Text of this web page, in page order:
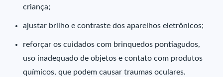
criança;
ajustar brilho e contraste dos aparelhos eletrônicos;
reforçar os cuidados com brinquedos pontiagudos,
uso inadequado de objetos e contato com produtos
químicos, que podem causar traumas oculares.